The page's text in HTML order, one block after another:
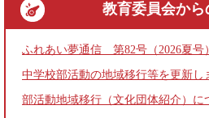
教育委員会から
ふれあい夢通信 第82号（2026夏号
中学校部活動の地域移行等を更新し
部活動地域移行（文化団体紹介）に